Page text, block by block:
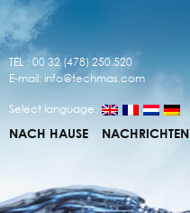
TEL : 00 32 (478) 250.520
E-mail: info@techmas.com
Select language:
NACH HAUSE NACHRICHTEN